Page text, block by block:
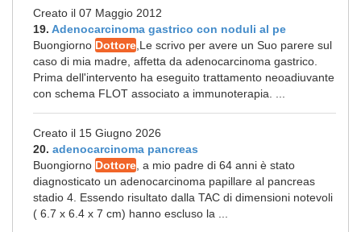
Creato il 07 Maggio 2012
19. Adenocarcinoma gastrico con noduli al pe
Buongiorno Dottore ,Le scrivo per avere un Suo parere sul
caso di mia madre, affetta da adenocarcinoma gastrico.
Prima dell'intervento ha eseguito trattamento neoadiuvante
con schema FLOT associato a immunoterapia. ...
Creato il 15 Giugno 2026
20. adenocarcinoma pancreas
Buongiorno Dottore , a mio padre di 64 anni è stato
diagnosticato un adenocarcinoma papillare al pancreas
stadio 4. Essendo risultato dalla TAC di dimensioni notevoli
( 6.7 x 6.4 x 7 cm) hanno escluso la ...